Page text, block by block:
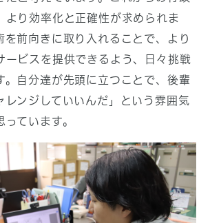
より効率化と正確性が求められま
を前向きに取り入れることで、より
ービスを提供できるよう、日々挑戦
。自分達が先頭に立つことで、後輩
レンジしていいんだ」という雰囲気
ています。